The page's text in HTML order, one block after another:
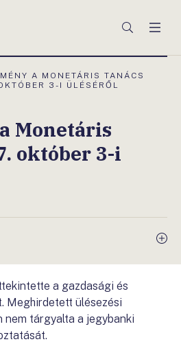
Keresés
A MONETÁRIS TANÁCS
3-I ÜLÉSÉRŐL
Monetáris
október 3-i
a gazdasági és
Meghirdetett ülésezési
nem tárgyalta a jegybanki